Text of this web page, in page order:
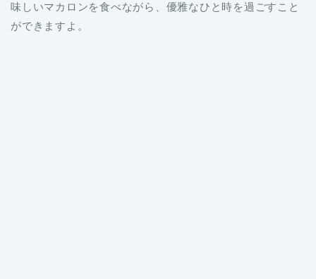
味しいマカロンを食べながら、優雅なひと時を過ごすこと
ができますよ。